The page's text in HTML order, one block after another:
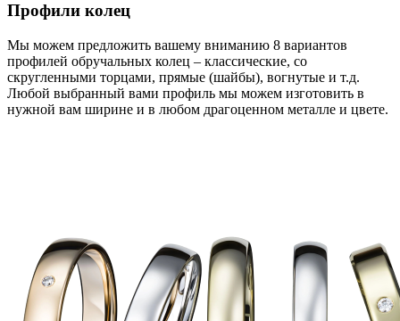
Профили колец
Мы можем предложить вашему вниманию 8 вариантов
профилей обручальных колец – классические, со
скругленными торцами, прямые (шайбы), вогнутые и т.д.
Любой выбранный вами профиль мы можем изготовить в
нужной вам ширине и в любом драгоценном металле и цвете.